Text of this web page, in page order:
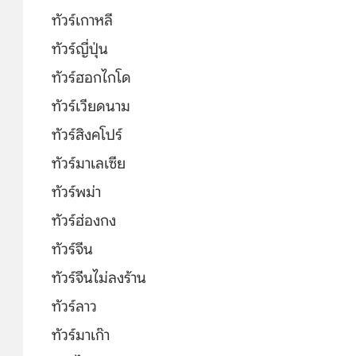
ทัวร์เกาหลี
ทัวร์ญี่ปุ่น
ทัวร์ฮอกไกโด
ทัวร์เวียดนาม
ทัวร์สิงคโปร์
ทัวร์มาเลเซีย
ทัวร์พม่า
ทัวร์ฮ่องกง
ทัวร์จีน
ทัวร์จีนไม่ลงร้าน
ทัวร์ลาว
ทัวร์มาเก๊า